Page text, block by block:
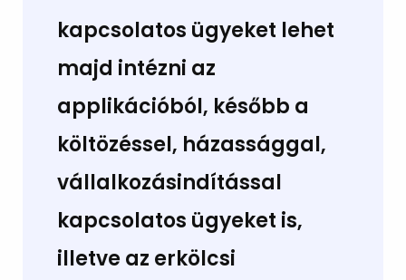
kapcsolatos ügyeket lehet
majd intézni az
applikációból, később a
költözéssel, házassággal,
vállalkozásindítással
kapcsolatos ügyeket is,
illetve az erkölcsi